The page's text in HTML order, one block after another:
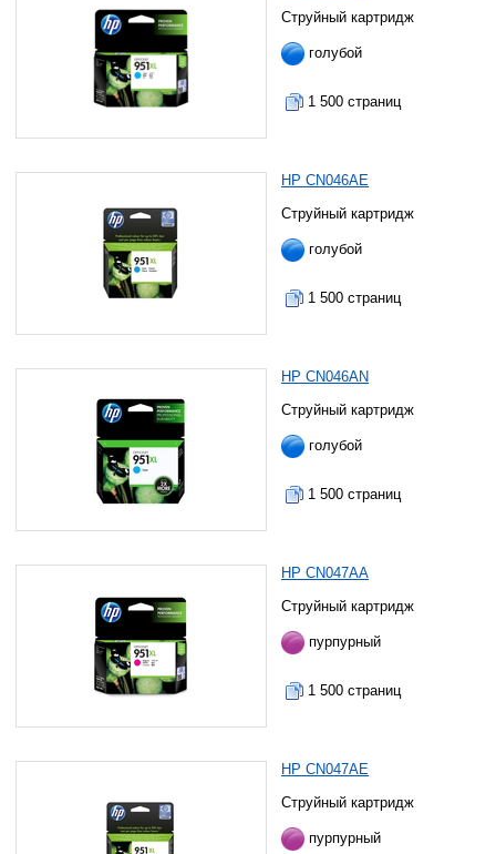
Струйный картридж
голубой
1 500 страниц
HP CN046AE
Струйный картридж
голубой
1 500 страниц
HP CN046AN
Струйный картридж
голубой
1 500 страниц
HP CN047AA
Струйный картридж
пурпурный
1 500 страниц
HP CN047AE
Струйный картридж
пурпурный